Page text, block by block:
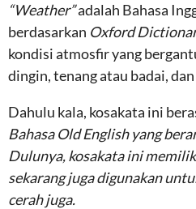
“Weather”adalah Bahasa
berdasarkan Oxford
kondisi atmosfir yang
dingin, tenang atau badai,
Dahulu kala, kosakata ini
Bahasa Old English yang
Dulunya, kosakata ini
sekarang juga digunakan
cerah juga.